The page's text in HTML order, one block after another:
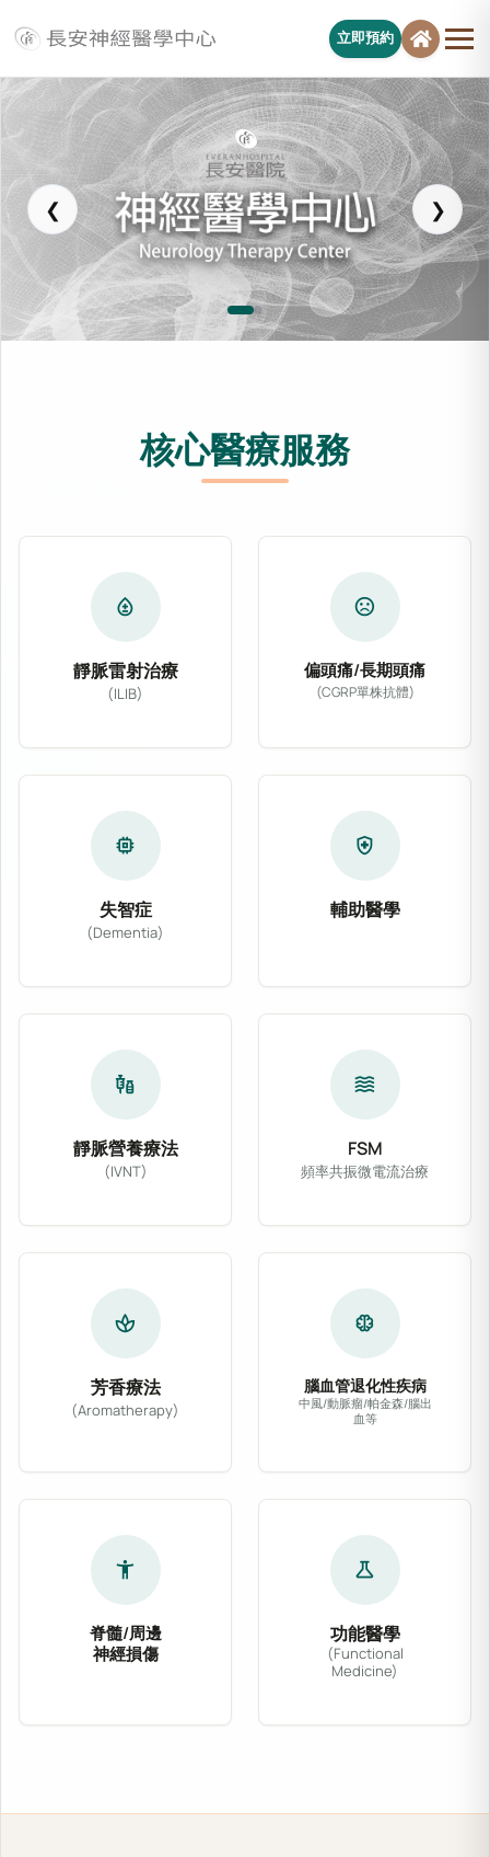
立即預約
長安醫院神經醫學中心
❮ ❯
核心醫療服務
bloodtype
靜脈雷射治療
(ILIB)
sentiment_dissatisfied
偏頭痛/長期頭痛
(CGRP單株抗體)
memory
失智症
(Dementia)
health_and_safety
輔助醫學
vaccines
靜脈營養療法
(IVNT)
waves
FSM
頻率共振微電流治療
spa
芳香療法
(Aromatherapy)
neurology
腦血管退化性疾病
中風/動脈瘤/帕金森/腦出
血等
accessibility_new
脊髓/周邊
神經損傷
針對脊髓壓迫、坐骨神經痛、腕隧道症候群及
science
功能醫學
(Functional
Medicine)